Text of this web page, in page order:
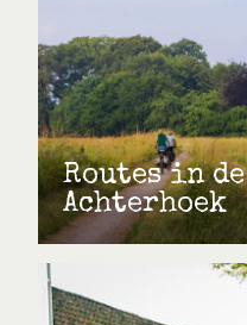
Routes in de
Achterhoek